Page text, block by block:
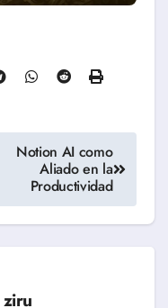
Notion AI como
Aliado en la
Productividad
ziru